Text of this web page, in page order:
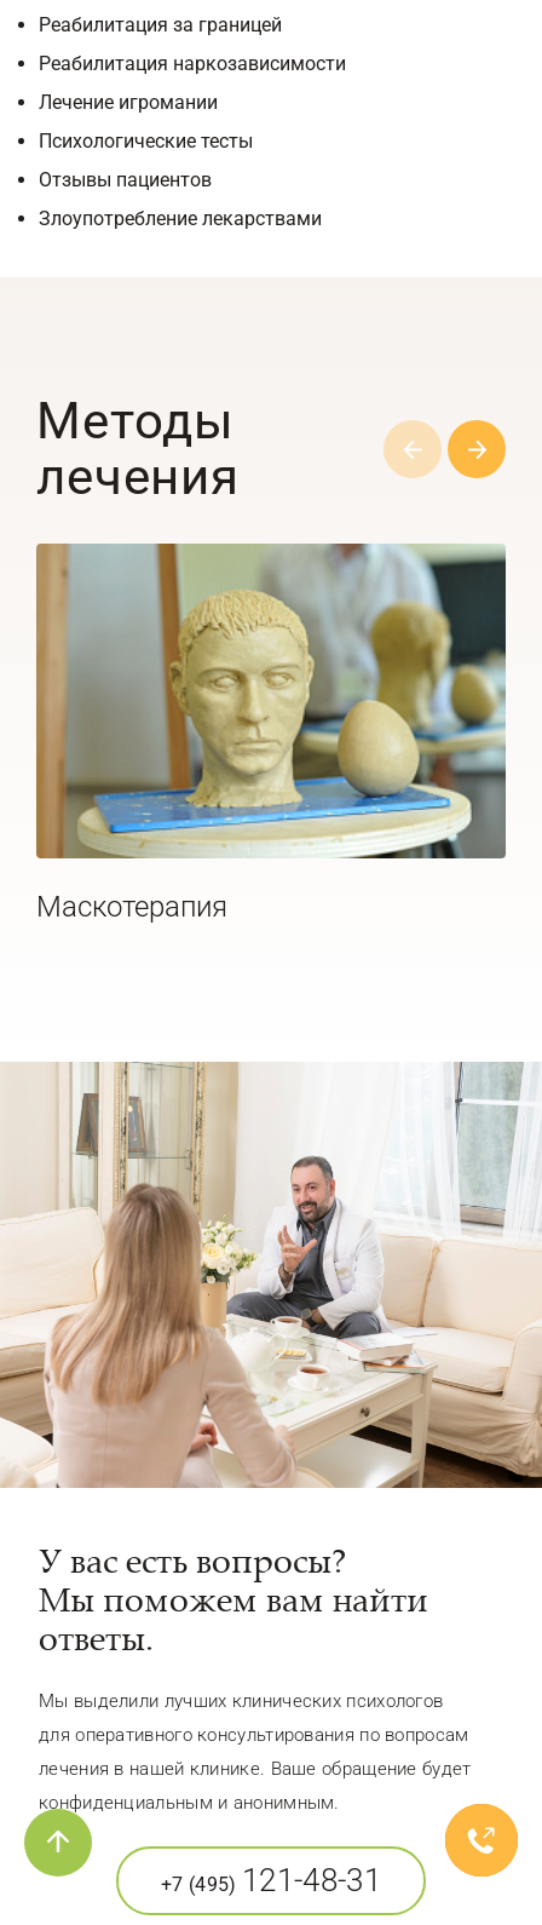
Реабилитация за границей
Реабилитация наркозависимости
Лечение игромании
Психологические тесты
Отзывы пациентов
Злоупотребление лекарствами
Методы
лечения
Маскотерапия
У вас есть вопросы?
Мы поможем вам найти
ответы.
Мы выделили лучших клинических психологов
для оперативного консультирования по вопросам
лечения в нашей клинике. Ваше обращение будет
конфиденциальным и анонимным.
+7 (495) 121-48-31